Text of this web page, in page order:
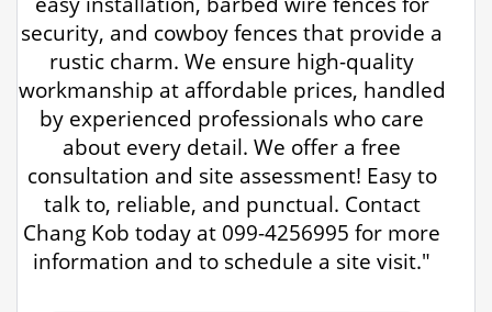
security, and cowboy fences that provide a
rustic charm. We ensure high-quality
workmanship at affordable prices, handled
by experienced professionals who care
about every detail. We offer a free
consultation and site assessment! Easy to
talk to, reliable, and punctual. Contact
Chang Kob today at 099-4256995 for more
information and to schedule a site visit."